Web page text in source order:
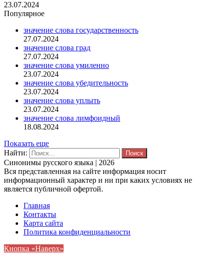
23.07.2024
Популярное
значение слова государственность
27.07.2024
значение слова град
27.07.2024
значение слова умиленно
23.07.2024
значение слова убедительность
23.07.2024
значение слова уплыть
23.07.2024
значение слова лимфоидный
18.08.2024
Показать еще
Найти:
Синонимы русского языка | 2026
Вся представленная на сайте информация носит
информационный характер и ни при каких условиях не
является публичной офертой.
Главная
Контакты
Карта сайта
Политика конфиденциальности
Кнопка «Наверх»